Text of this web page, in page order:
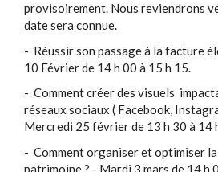
provisoirement. Nous reviendrons
date sera connue.
- Réussir son passage à la facture
10 Février de 14 h 00 à 15 h 15.
- Comment créer des visuels
réseaux sociaux ( Facebook,
Mercredi 25 février de 13 h 30 à 14
- Comment organiser et optimiser
patrimoine ? - Mardi 3 mars de 14 h